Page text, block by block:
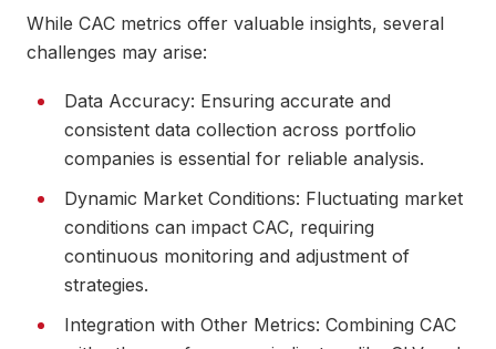
While CAC metrics offer valuable insights, several
challenges may arise:
Data Accuracy: Ensuring accurate and
consistent data collection across portfolio
companies is essential for reliable analysis.
Dynamic Market Conditions: Fluctuating market
conditions can impact CAC, requiring
continuous monitoring and adjustment of
strategies.
Integration with Other Metrics: Combining CAC